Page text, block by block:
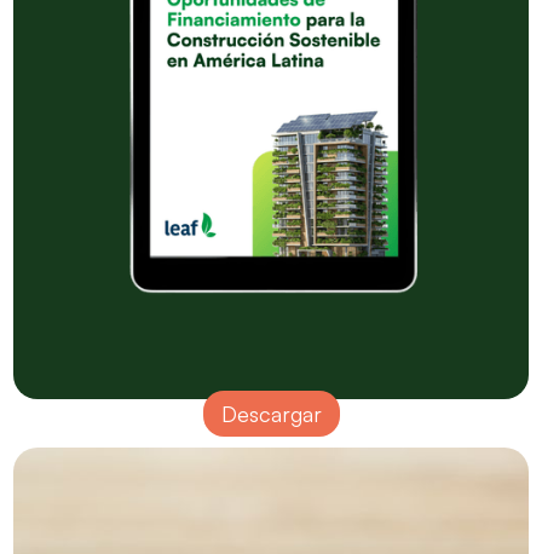
Descargar